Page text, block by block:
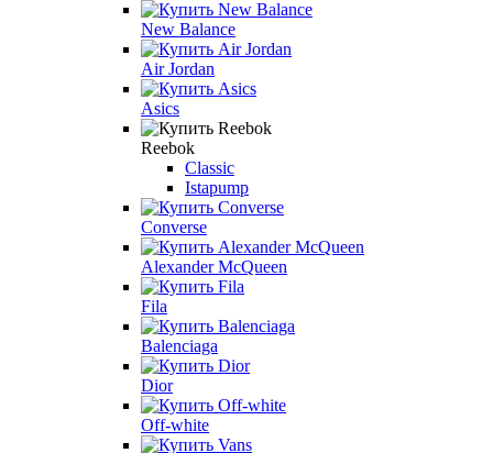
New Balance
Air Jordan
Asics
Reebok
Classic
Istapump
Converse
Alexander McQueen
Fila
Balenciaga
Dior
Off-white